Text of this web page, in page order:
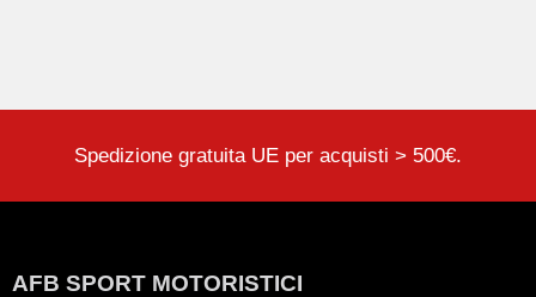
Spedizione gratuita UE per acquisti > 500€.
AFB SPORT MOTORISTICI